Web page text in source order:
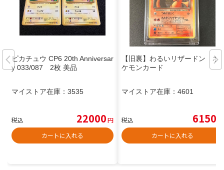
ピカチュウ CP6 20th Anniversar
y 033/087 2枚 美品
マイストア在庫： 3535
税込 22000円
カートに入れる
【旧裏】わるいリザードン ポ
ケモンカード
マイストア在庫： 4601
税込 6150
カートに入れる